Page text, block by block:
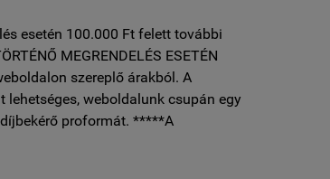
esetén 100.000 Ft felett további
MEGRENDELÉS ESETÉN
szereplő árakból. A
weboldalunk csupán egy
proformát. *****A